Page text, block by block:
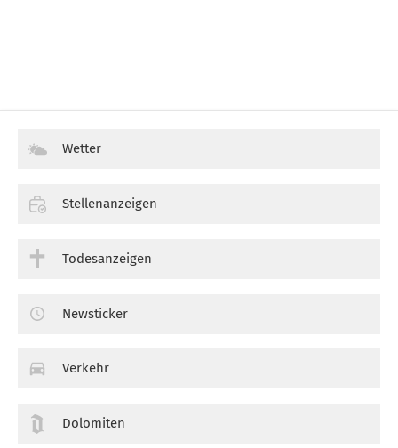
Wetter
Stellenanzeigen
Todesanzeigen
Newsticker
Verkehr
Dolomiten